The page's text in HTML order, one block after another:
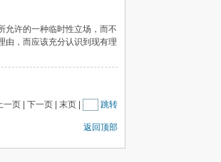
允许的一种临时性立场，而不
由，而应该充分认识到现有理
页 | 下一页 | 末页 | 跳转
返回顶部